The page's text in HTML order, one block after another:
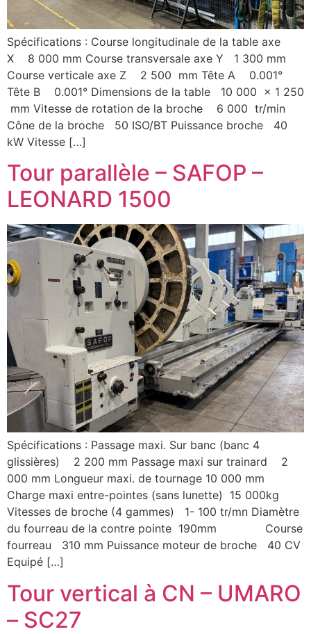
Spécifications : Course longitudinale de la table axe
X 8 000 mm Course transversale axe Y 1 300 mm
Course verticale axe Z 2 500 mm Tête A 0.001°
Tête B 0.001° Dimensions de la table 10 000 x 1 250
mm Vitesse de rotation de la broche 6 000 tr/min
Cône de la broche 50 ISO/BT Puissance broche 40
kW Vitesse […]
Tour parallèle – SAFOP –
LEONARD 1500
Spécifications : Passage maxi. Sur banc (banc 4
glissières) 2 200 mm Passage maxi sur trainard 2
000 mm Longueur maxi. de tournage 10 000 mm
Charge maxi entre-pointes (sans lunette) 15 000kg
Vitesses de broche (4 gammes) 1- 100 tr/mn Diamètre
du fourreau de la contre pointe 190mm Course
fourreau 310 mm Puissance moteur de broche 40 CV
Equipé […]
Tour vertical à CN – UMARO
– SC27